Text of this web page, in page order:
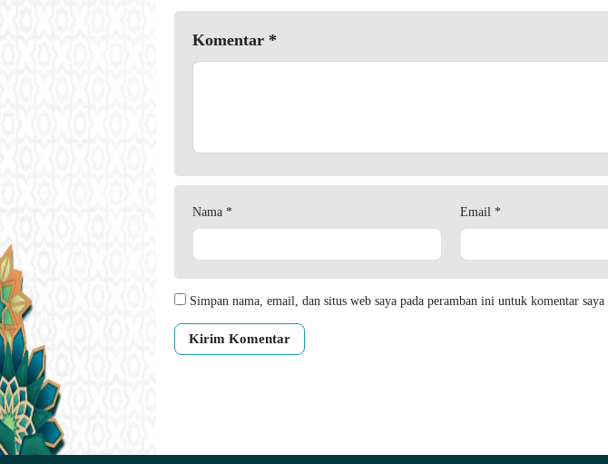
Komentar *
Nama * Email *
Simpan nama, email, dan situs web saya pada peramban ini untuk komentar